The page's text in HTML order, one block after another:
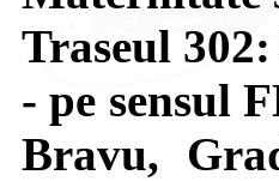
Traseul
- pe sensul
Bravu,